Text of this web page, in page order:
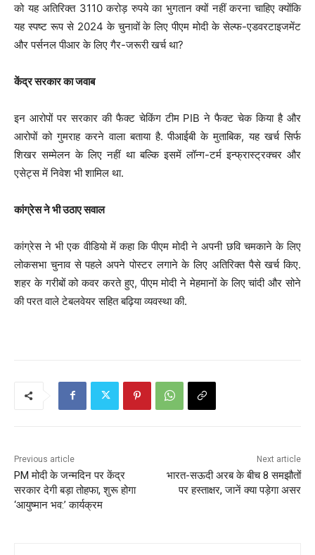
को यह अतिरिक्त 3110 करोड़ रुपये का भुगतान क्यों नहीं करना चाहिए क्योंकि
यह स्पष्ट रूप से 2024 के चुनावों के लिए पीएम मोदी के सेल्फ-एडवरटाइजमेंट
और पर्सनल पीआर के लिए गैर-जरूरी खर्च था?
केंद्र सरकार का जवाब
इन आरोपों पर सरकार की फैक्ट चेकिंग टीम PIB ने फैक्ट चेक किया है और
आरोपों को गुमराह करने वाला बताया है. पीआईबी के मुताबिक, यह खर्च सिर्फ
शिखर सम्मेलन के लिए नहीं था बल्कि इसमें लॉन्ग-टर्म इन्फ्रास्ट्रक्चर और
एसेट्स में निवेश भी शामिल था.
कांग्रेस ने भी उठाए सवाल
कांग्रेस ने भी एक वीडियो में कहा कि पीएम मोदी ने अपनी छवि चमकाने के लिए
लोकसभा चुनाव से पहले अपने पोस्टर लगाने के लिए अतिरिक्त पैसे खर्च किए.
शहर के गरीबों को कवर करते हुए, पीएम मोदी ने मेहमानों के लिए चांदी और सोने
की परत वाले टेबलवेयर सहित बढ़िया व्यवस्था की.
a
v
Previous article
PM मोदी के जन्मदिन पर केंद्र
सरकार देगी बड़ा तोहफा, शुरू होगा
‘आयुष्मान भव:’ कार्यक्रम
Next article
भारत-सऊदी अरब के बीच 8 समझौतों
पर हस्ताक्षर, जानें क्या पड़ेगा असर